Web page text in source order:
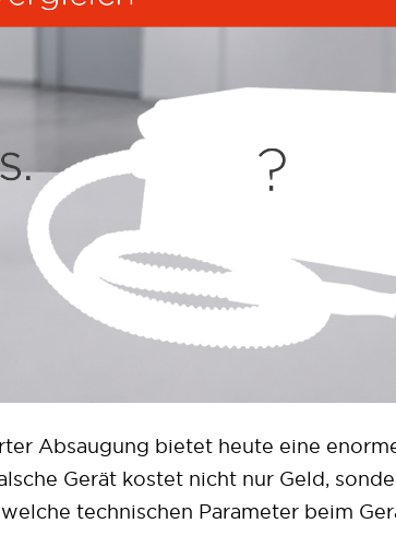
Absaugung bietet heute eine
Gerät kostet nicht nur Geld,
technischen Parameter beim